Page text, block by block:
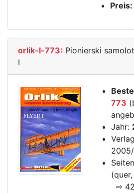
orlik-l-773: Pionierski
I
773
Jahr:
⇨